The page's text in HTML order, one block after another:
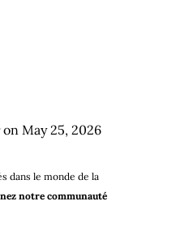
on May 25, 2026
dans le monde de la
notre communauté